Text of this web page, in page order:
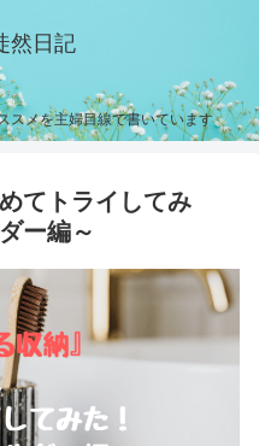
然日記
スメを主婦目線で書いています
てトライしてみ
ー編～